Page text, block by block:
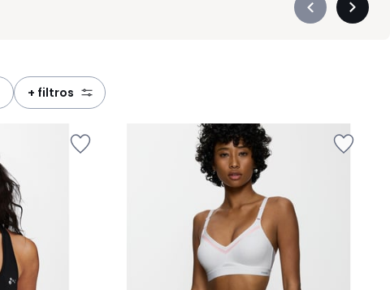
Précédent
+ filtros